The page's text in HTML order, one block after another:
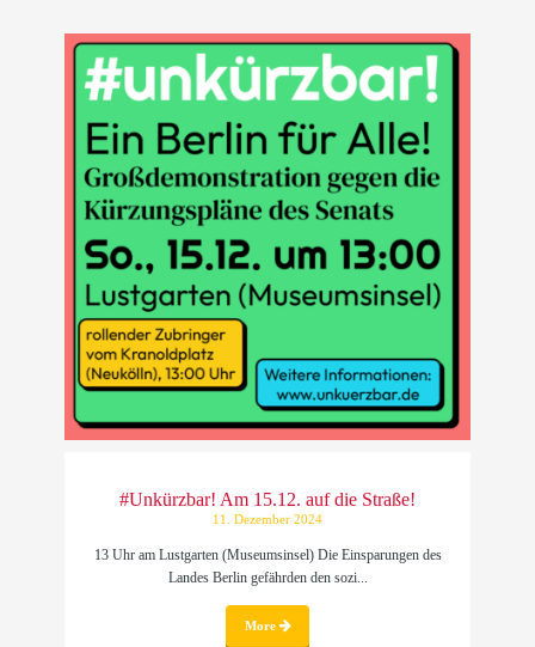
#Unkürzbar! Am 15.12. auf die Straße!
11. Dezember 2024
13 Uhr am Lustgarten (Museumsinsel) Die Einsparungen des
Landes Berlin gefährden den sozi...
More